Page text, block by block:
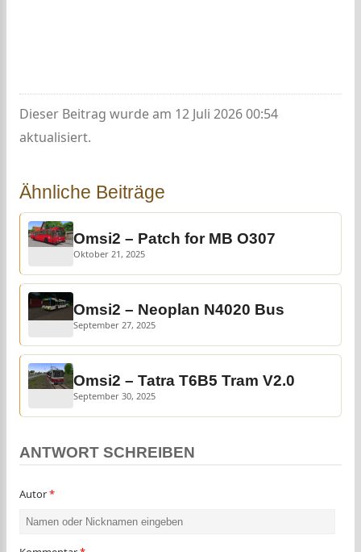
Dieser Beitrag wurde am 12 Juli 2026 00:54
aktualisiert.
Ähnliche Beiträge
Omsi2 – Patch for MB O307
Oktober 21, 2025
Omsi2 – Neoplan N4020 Bus
September 27, 2025
Omsi2 – Tatra T6B5 Tram V2.0
September 30, 2025
ANTWORT SCHREIBEN
Autor*